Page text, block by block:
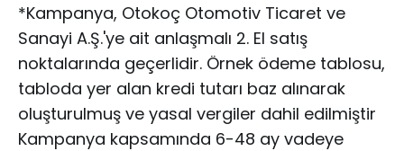
*Kampanya, Otokoç Otomotiv Ticaret ve
Sanayi A.Ş.'ye ait anlaşmalı 2. El satış
noktalarında geçerlidir. Örnek ödeme tablosu,
tabloda yer alan kredi tutarı baz alınarak
oluşturulmuş ve yasal vergiler dahil edilmiştir
Kampanya kapsamında 6-48 ay vadeye